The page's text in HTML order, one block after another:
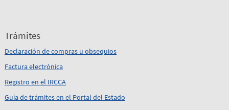
Trámites
Declaración de compras u obsequios
Factura electrónica
Registro en el IRCCA
Guía de trámites en el Portal del Estado